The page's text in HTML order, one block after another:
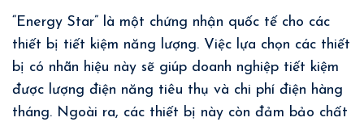
“Energy Star” là một chứng nhận quốc tế cho các
thiết bị tiết kiệm năng lượng. Việc lựa chọn các thiết
bị có nhãn hiệu này sẽ giúp doanh nghiệp tiết kiệm
được lượng điện năng tiêu thụ và chi phí điện hàng
tháng. Ngoài ra, các thiết bị này còn đảm bảo chất